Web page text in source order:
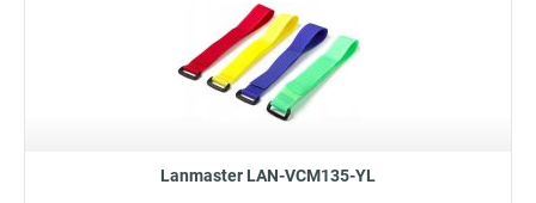
Lanmaster LAN-VCM135-YL